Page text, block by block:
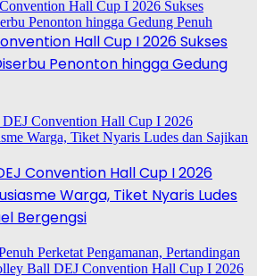
Hall Cup I 2026 Sukses
Penonton hingga Gedung
Convention Hall Cup I 2026
Warga, Tiket Nyaris Ludes
Bergengsi